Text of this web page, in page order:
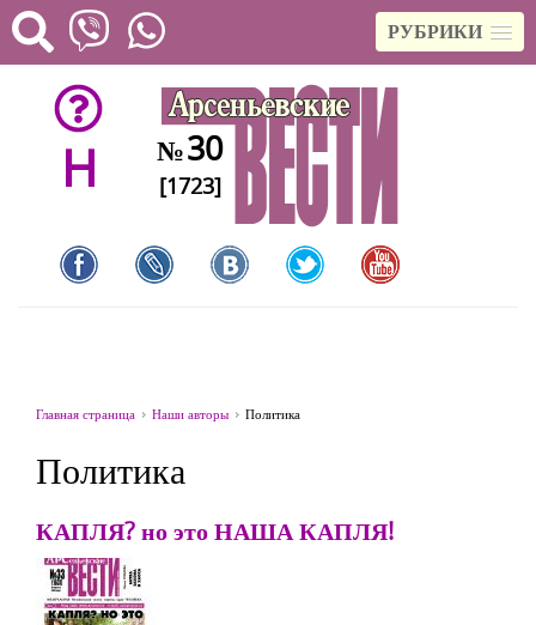
РУБРИКИ
H №30
[1723]
Главная страница Наши авторы Политика
Политика
КАПЛЯ? но это НАША КАПЛЯ!